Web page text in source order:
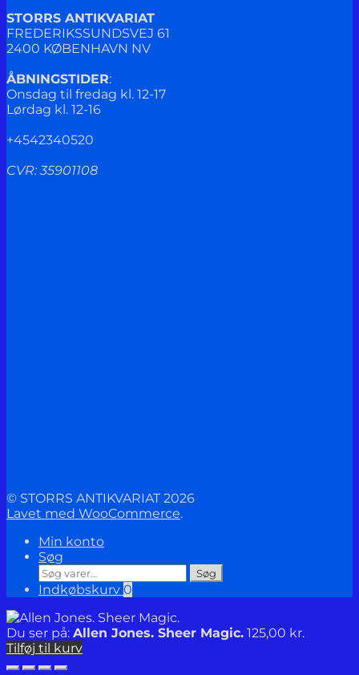
STORRS ANTIKVARIAT
FREDERIKSSUNDSVEJ 61
2400 KØBENHAVN NV
ÅBNINGSTIDER:
Onsdag til fredag kl. 12-17
Lørdag kl. 12-16
+4542340520
CVR: 35901108
© STORRS ANTIKVARIAT 2026
Lavet med WooCommerce.
Min konto
Søg
Søg
efter:
Søg
Indkøbskurv 0
Du ser på: Allen Jones. Sheer Magic. 125,00 kr.
Tilføj til kurv